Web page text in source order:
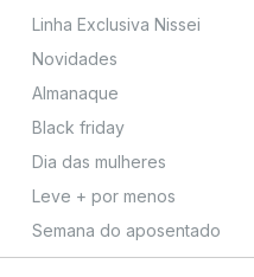
Linha Exclusiva Nissei
Novidades
Almanaque
Black friday
Dia das mulheres
Leve + por menos
Semana do aposentado